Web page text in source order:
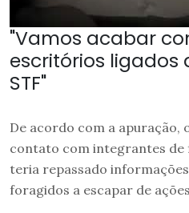
"Vamos acabar
escritórios ligados
STF"
De acordo com a apuração,
contato com integrantes de
teria repassado
foragidos a escapar de